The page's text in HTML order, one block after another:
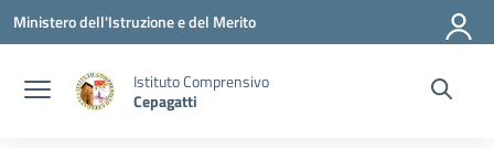
Vai ai contenuti
Vai al menu di navigazione
Vai al footer
Ministero dell'Istruzione e del Merito
Istituto Comprensivo
Cepagatti